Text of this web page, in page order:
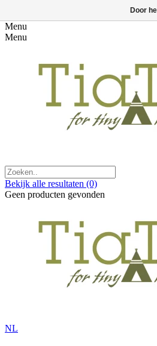
Menu
Menu
Bekijk alle resultaten (0)
Geen producten gevonden
NL
Door